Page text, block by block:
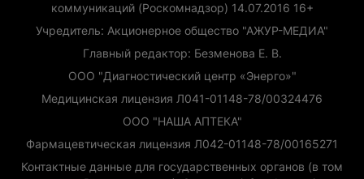
коммуникаций (Роскомнадзор) 14.07.2016 16+
Учредитель: Акционерное общество "АЖУР-МЕДИА"
Главный редактор: Безменова Е. В.
ООО "Диагностический центр «Энерго»"
Медицинская лицензия Л041-01148-78/00324476
ООО "НАША АПТЕКА"
Фармацевтическая лицензия Л042-01148-78/00165271
Контактные данные для государственных органов (в том